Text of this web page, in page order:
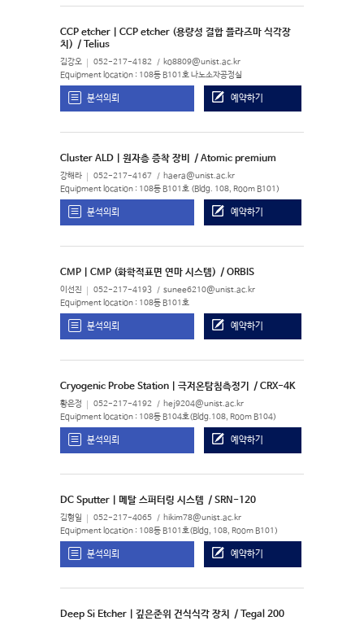
CCP etcher | CCP etcher (용량성 결합 플라즈마 식각장
치) / Telius
김강오 052-217-4182 ko8809@unist.ac.kr
Equipment location : 108동 B101호 나노소자공정실
분석의뢰 예약하기
Cluster ALD | 원자층 증착 장비 / Atomic premium
강해라 052-217-4167 haera@unist.ac.kr
Equipment location : 108동 B101호 (Bldg. 108, Room B101)
분석의뢰 예약하기
CMP | CMP (화학적표면 연마 시스템) / ORBIS
이선진 052-217-4193 sunee6210@unist.ac.kr
Equipment location : 108동 B101호
분석의뢰 예약하기
Cryogenic Probe Station | 극저온탐침측정기 / CRX-4K
황은정 052-217-4192 hej9204@unist.ac.kr
Equipment location : 108동 B104호(Bldg.108, Room B104)
분석의뢰 예약하기
DC Sputter | 메탈 스퍼터링 시스템 / SRN-120
김형일 052-217-4065 hikim78@unist.ac.kr
Equipment location : 108동 B101호(Bldg, 108, Room B101)
분석의뢰 예약하기
Deep Si Etcher | 깊은준위 건식식각 장치 / Tegal 200